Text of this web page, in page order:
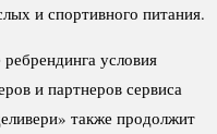
и спортивного питания.
условия
и партнеров сервиса
также продолжит